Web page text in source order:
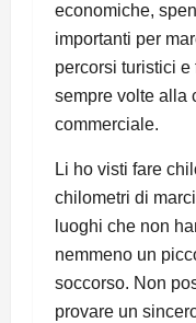
economiche,
importanti per
percorsi turistici
sempre volte alla
commerciale.
Li ho visti fare
chilometri di
luoghi che non
nemmeno un
soccorso. Non
provare un